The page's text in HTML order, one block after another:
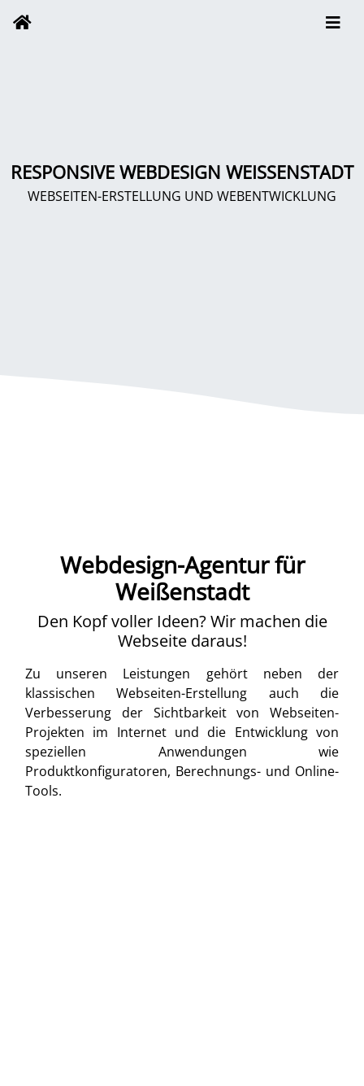
RESPONSIVE WEBDESIGN WEISSENSTADT
WEBSEITEN-ERSTELLUNG UND WEBENTWICKLUNG
Webdesign-Agentur für
Weißenstadt
Den Kopf voller Ideen? Wir machen die
Webseite daraus!
Zu unseren Leistungen gehört neben der
klassischen Webseiten-Erstellung auch die
Verbesserung der Sichtbarkeit von Webseiten-
Projekten im Internet und die Entwicklung von
speziellen Anwendungen wie
Produktkonfiguratoren, Berechnungs- und Online-
Tools.